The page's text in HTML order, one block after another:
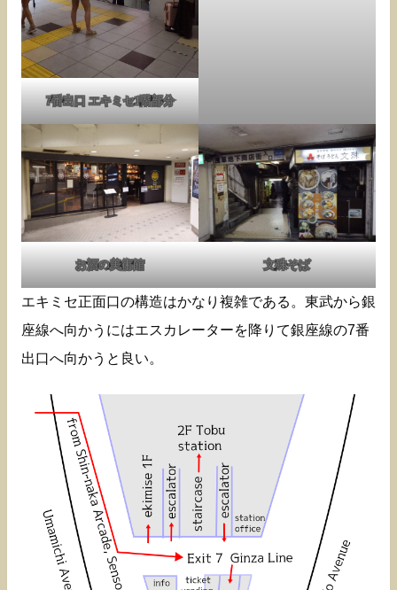
7番出口 エキミセ1階部分
お酒の美術館 文殊そば
エキミセ正面口の構造はかなり複雑である。東武から銀
座線へ向かうにはエスカレーターを降りて銀座線の7番
出口へ向かうと良い。